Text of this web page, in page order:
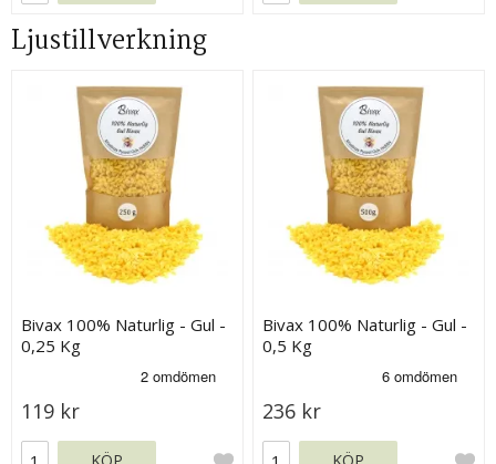
Ljustillverkning
Bivax 100% Naturlig - Gul -
0,25 Kg
119 kr
Bivax 100% Naturlig - Gul -
0,5 Kg
236 kr